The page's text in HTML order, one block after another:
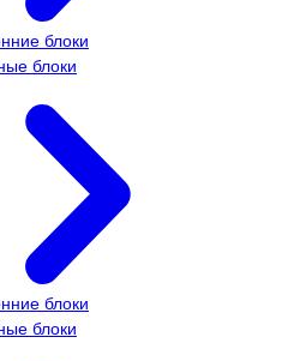
блоки
блоки
блоки
блоки